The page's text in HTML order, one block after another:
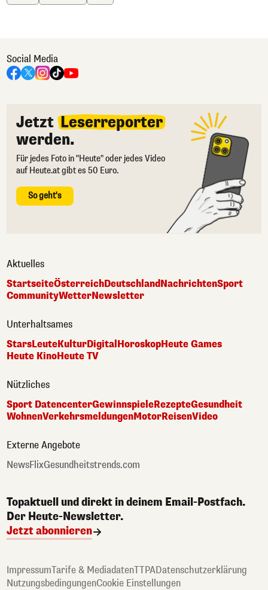
Social Media
Jetzt Leserreporter
werden.
Für jedes Foto in "Heute" oder jedes Video
auf Heute.at gibt es 50 Euro.
So geht's
Aktuelles
StartseiteÖsterreichDeutschlandNachrichtenSport
CommunityWetterNewsletter
Unterhaltsames
StarsLeuteKulturDigitalHoroskopHeute Games
Heute KinoHeute TV
Nützliches
Sport DatencenterGewinnspieleRezepteGesundheit
WohnenVerkehrsmeldungenMotorReisenVideo
Externe Angebote
NewsFlixGesundheitstrends.com
Topaktuell und direkt in deinem Email-Postfach.
Der Heute-Newsletter.
Jetzt abonnieren
ImpressumTarife & MediadatenTTPADatenschutzerklärung
NutzungsbedingungenCookie Einstellungen